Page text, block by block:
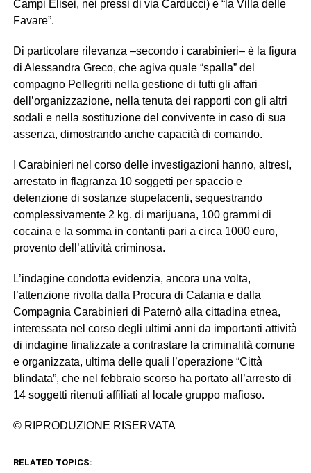
Campi Elisei, nei pressi di via Carducci) e “la Villa delle
Favare”.
Di particolare rilevanza –secondo i carabinieri– è la figura
di Alessandra Greco, che agiva quale “spalla” del
compagno Pellegriti nella gestione di tutti gli affari
dell’organizzazione, nella tenuta dei rapporti con gli altri
sodali e nella sostituzione del convivente in caso di sua
assenza, dimostrando anche capacità di comando.
I Carabinieri nel corso delle investigazioni hanno, altresì,
arrestato in flagranza 10 soggetti per spaccio e
detenzione di sostanze stupefacenti, sequestrando
complessivamente 2 kg. di marijuana, 100 grammi di
cocaina e la somma in contanti pari a circa 1000 euro,
provento dell’attività criminosa.
L’indagine condotta evidenzia, ancora una volta,
l’attenzione rivolta dalla Procura di Catania e dalla
Compagnia Carabinieri di Paternò alla cittadina etnea,
interessata nel corso degli ultimi anni da importanti attività
di indagine finalizzate a contrastare la criminalità comune
e organizzata, ultima delle quali l’operazione “Città
blindata”, che nel febbraio scorso ha portato all’arresto di
14 soggetti ritenuti affiliati al locale gruppo mafioso.
© RIPRODUZIONE RISERVATA
RELATED TOPICS: